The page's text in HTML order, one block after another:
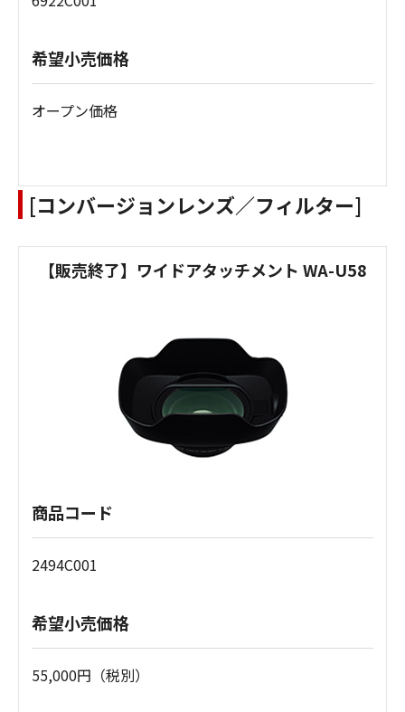
希望小売価格
オープン価格
[コンバージョンレンズ／フィルター]
【販売終了】ワイドアタッチメント WA-U58
商品コード
2494C001
希望小売価格
55,000円（税別）